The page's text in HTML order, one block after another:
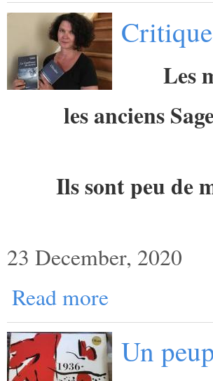
Les
les anciens
Ils sont peu de
23 December, 2020
Read more
Un